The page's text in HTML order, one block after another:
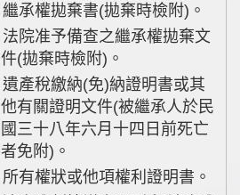
5. 繼承權拋棄書(拋棄時檢附)。
件(拋棄時檢附)。
他有關證明文件(被繼承人於民
國三十八年六月十四日前死亡
者免附)。
8. 所有權狀或他項權利證明書。